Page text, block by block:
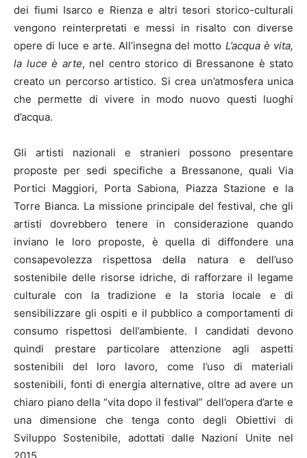
dei fiumi Isarco e Rienza e altri tesori storico-culturali
vengono reinterpretati e messi in risalto con diverse
opere di luce e arte. All’insegna del motto L’acqua è vita,
la luce è arte, nel centro storico di Bressanone è stato
creato un percorso artistico. Si crea un’atmosfera unica
che permette di vivere in modo nuovo questi luoghi
d’acqua.
Gli artisti nazionali e stranieri possono presentare
proposte per sedi specifiche a Bressanone, quali Via
Portici Maggiori, Porta Sabiona, Piazza Stazione e la
Torre Bianca. La missione principale del festival, che gli
artisti dovrebbero tenere in considerazione quando
inviano le loro proposte, è quella di diffondere una
consapevolezza rispettosa della natura e dell’uso
sostenibile delle risorse idriche, di rafforzare il legame
culturale con la tradizione e la storia locale e di
sensibilizzare gli ospiti e il pubblico a comportamenti di
consumo rispettosi dell’ambiente. I candidati devono
quindi prestare particolare attenzione agli aspetti
sostenibili del loro lavoro, come l’uso di materiali
sostenibili, fonti di energia alternative, oltre ad avere un
chiaro piano della “vita dopo il festival” dell’opera d’arte e
una dimensione che tenga conto degli Obiettivi di
Sviluppo Sostenibile, adottati dalle Nazioni Unite nel